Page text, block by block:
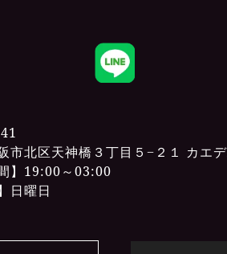
市北区天神橋３丁目５−２１ カエ
】19:00～03:00
日曜日